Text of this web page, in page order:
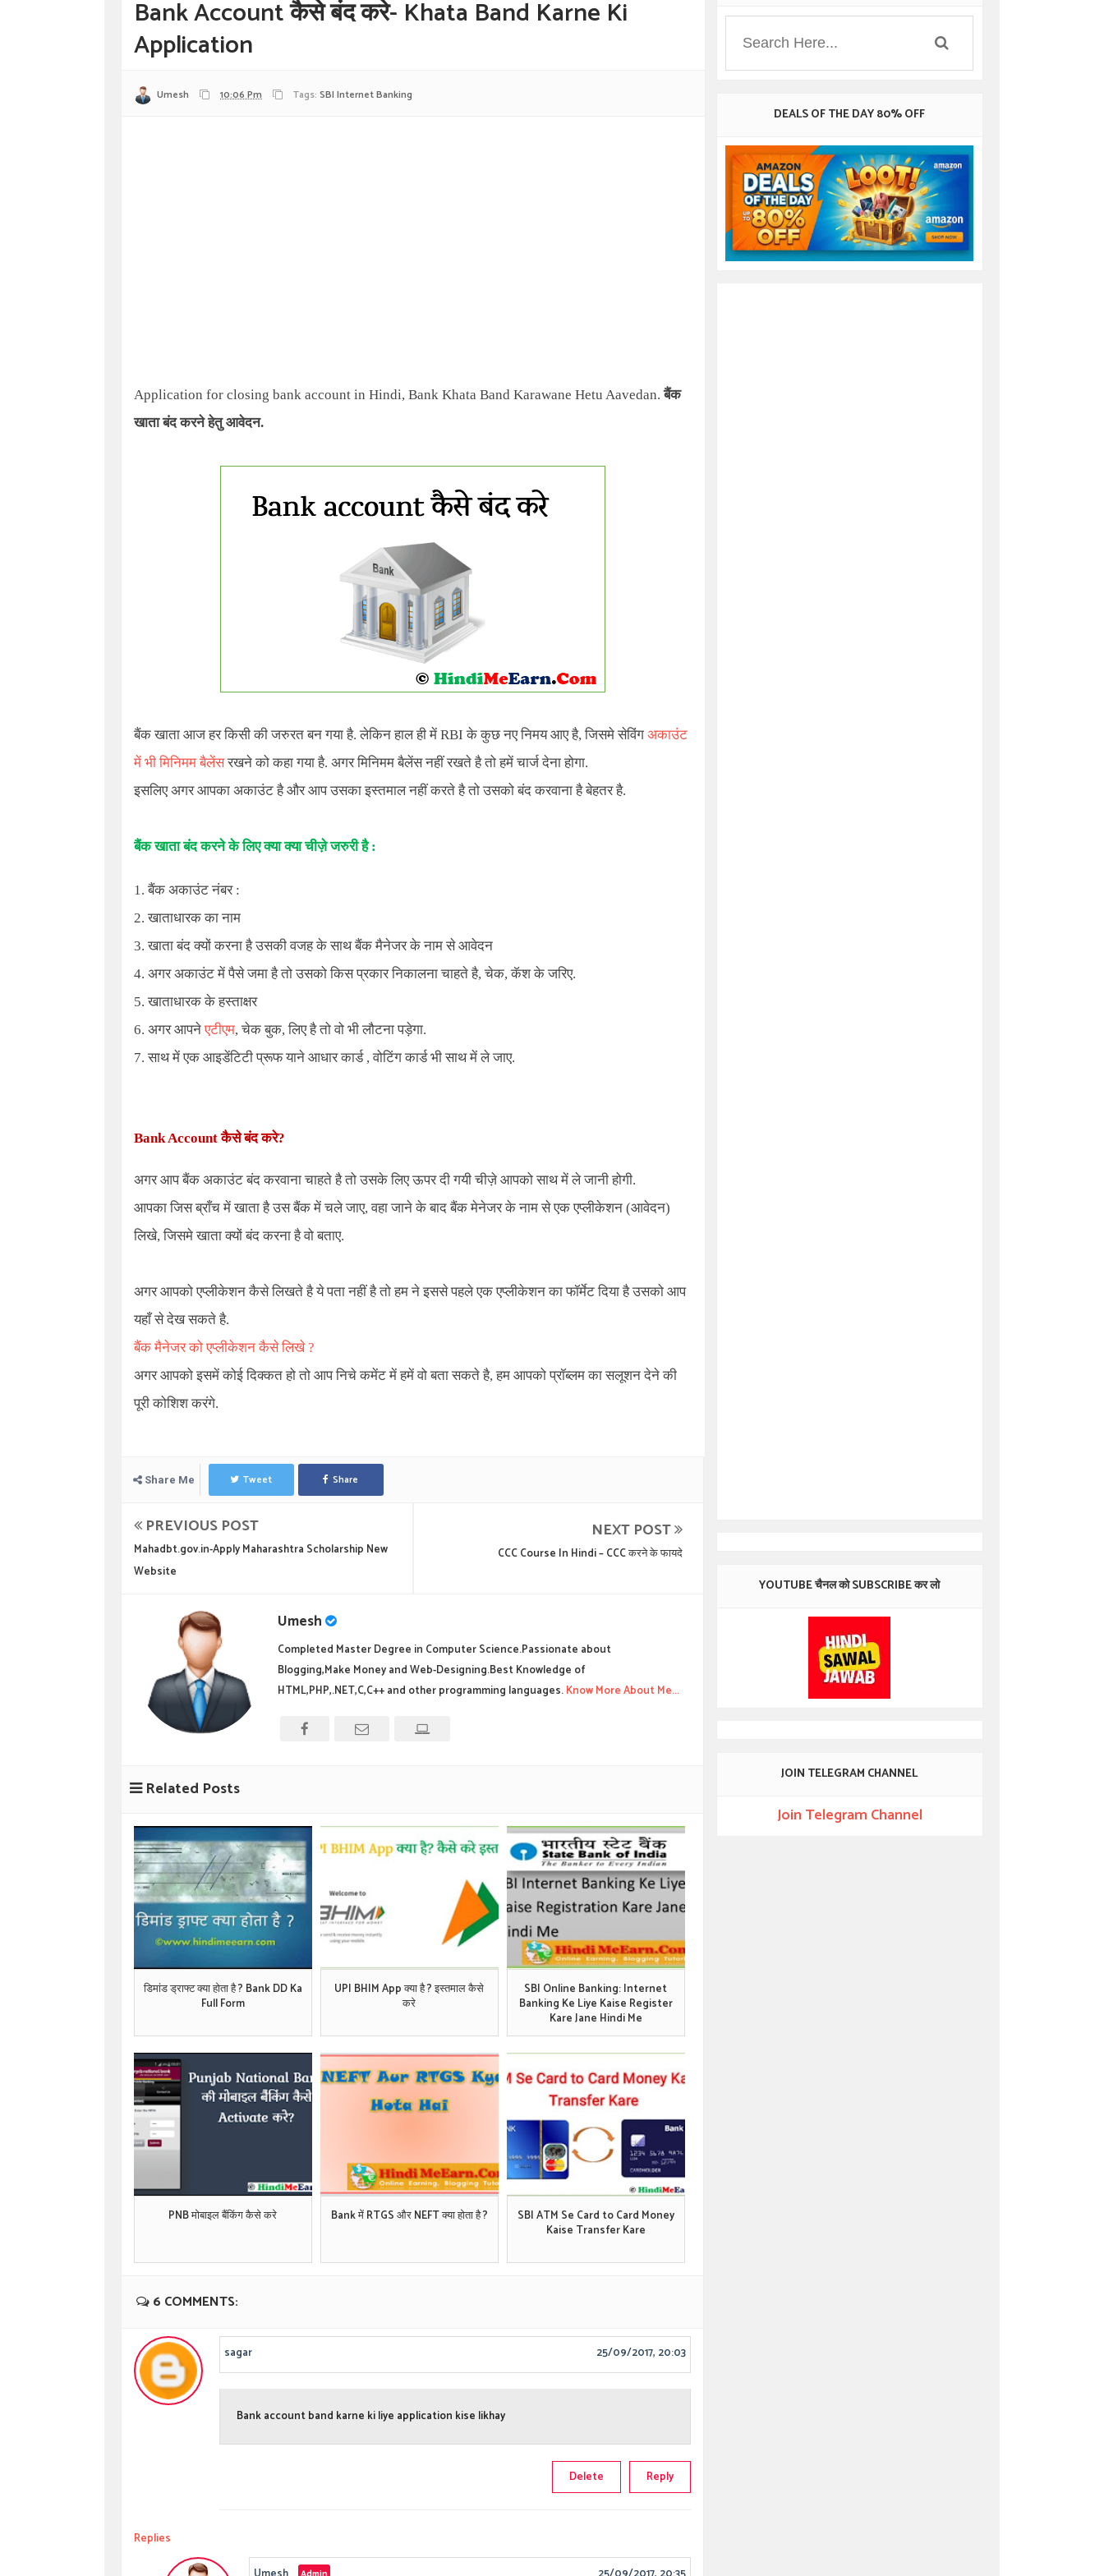
Bank Account कैसे बंद करे- Khata Band Karne Ki
Application
Umesh 10:06 Pm Tags: SBI Internet Banking
Application for closing bank account in Hindi, Bank Khata Band Karawane Hetu Aavedan. बैंक
खाता बंद करने हेतु आवेदन.
बैंक खाता आज हर किसी की जरुरत बन गया है. लेकिन हाल ही में RBI के कुछ नए निमय आए है, जिसमे सेविंग अकाउंट
में भी मिनिमम बैलेंसरखने को कहा गया है. अगर मिनिमम बैलेंस नहीं रखते है तो हमें चार्ज देना होगा.
इसलिए अगर आपका अकाउंट है और आप उसका इस्तमाल नहीं करते है तो उसको बंद करवाना है बेहतर है.
बैंक खाता बंद करने के लिए क्या क्या चीज़े जरुरी है :
1. बैंक अकाउंट नंबर :
2. खाताधारक का नाम
3. खाता बंद क्यों करना है उसकी वजह के साथ बैंक मैनेजर के नाम से आवेदन
4. अगर अकाउंट में पैसे जमा है तो उसको किस प्रकार निकालना चाहते है, चेक, कॅश के जरिए.
5. खाताधारक के हस्ताक्षर
6. अगर आपनेएटीएम, चेक बुक, लिए है तो वो भी लौटना पड़ेगा.
7. साथ में एक आइडेंटिटी प्रूफ याने आधार कार्ड , वोटिंग कार्ड भी साथ में ले जाए.
Bank Accountकैसे बंद करे?
अगर आप बैंक अकाउंट बंद करवाना चाहते है तो उसके लिए ऊपर दी गयी चीज़े आपको साथ में ले जानी होगी.
आपका जिस ब्राँच में खाता है उस बैंक में चले जाए, वहा जाने के बाद बैंक मेनेजर के नाम से एक एप्लीकेशन (आवेदन)
लिखे, जिसमे खाता क्यों बंद करना है वो बताए.
अगर आपको एप्लीकेशन कैसे लिखते है ये पता नहीं है तो हम ने इससे पहले एक एप्लीकेशन का फॉर्मेट दिया है उसको आप
यहाँ से देख सकते है.
बैंक मैनेजर को एप्लीकेशन कैसे लिखे ?
अगर आपको इसमें कोई दिक्कत हो तो आप निचे कमेंट में हमें वो बता सकते है, हम आपको प्रॉब्लम का सलूशन देने की
पूरी कोशिश करंगे.
Share Me Tweet Share
PREVIOUS POST
Mahadbt.gov.in-Apply Maharashtra Scholarship New
Website
NEXT POST
CCC Course In Hindi – CCC करने के फायदे
Umesh
Completed Master Degree in Computer Science.Passionate about
Blogging,Make Money and Web-Designing.Best Knowledge of
HTML,PHP,.NET,C,C++ and other programming languages.Know More About Me...
Related Posts
डिमांड ड्राफ्ट क्या होता है ? Bank DD Ka
Full Form
UPI BHIM App क्या है ? इस्तमाल कैसे
करे
SBI Online Banking: Internet
Banking Ke Liye Kaise Register
Kare Jane Hindi Me
PNB मोबाइल बैंकिंग कैसे करे Bank में RTGS और NEFT क्या होता है ?
SBI ATM Se Card to Card Money
Kaise Transfer Kare
6 COMMENTS:
sagar 25/09/2017, 20:03
Bank account band karne ki liye application kise likhay
Reply
Delete
Replies
DEALS OF THE DAY 80% OFF
YOUTUBE चैनल को SUBSCRIBE कर लो
JOIN TELEGRAM CHANNEL
Join Telegram Channel